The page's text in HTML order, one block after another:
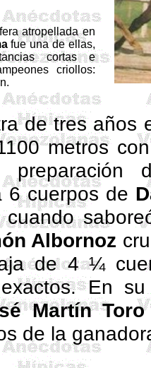
atropellada en
fue una de ellas,
cortas e
criollos:
de tres años
metros
6 cuerpos de
Albornoz
de 4 ¼
En
Martín Toro
de la